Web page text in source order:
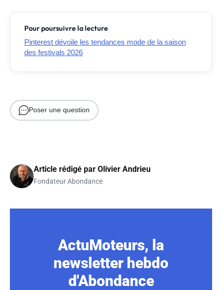
Pour poursuivre la lecture
Pinterest dévoile les tendances mode de la saison
des festivals 2026
Poser une question
Article rédigé par Olivier Andrieu
Fondateur Abondance
ActuMoteurs, la
newsletter hebdo
d'Abondance